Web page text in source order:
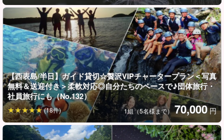
【西表島/半日】ガイド貸切☆贅沢VIPチャータープラン＜写真
無料＆送迎付き＞柔軟対応◎自分たちのペースで♪団体旅行・
社員旅行にも（No.132）
1組（5名様まで）70,000 円
(18件)